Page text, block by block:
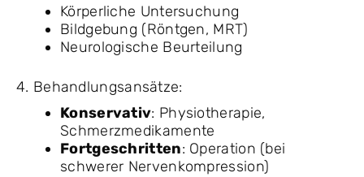
Körperliche Untersuchung
Bildgebung (Röntgen, MRT)
Neurologische Beurteilung
4. Behandlungsansätze:
Konservativ: Physiotherapie,
Schmerzmedikamente
Fortgeschritten: Operation (bei
schwerer Nervenkompression)